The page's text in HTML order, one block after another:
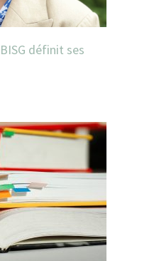
définit ses